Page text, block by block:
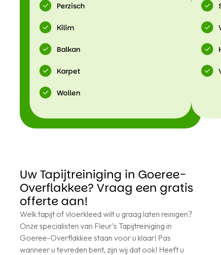
Perzisch
Kilim
Balkan
Karpet
Wollen
Uw Tapijtreiniging in Goeree-
Overflakkee? Vraag een gratis
offerte aan!
Welk tapijt of vloerkleed wilt u graag laten reinigen?
Onze specialisten van Fleur’s Tapijtreiniging in
Goeree-Overflakkee staan voor u klaar! Pas
wanneer u tevreden bent, zijn wij dat ook! Heeft u